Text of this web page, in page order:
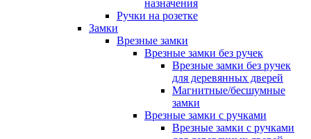
назначения
Ручки на розетке
Замки
Врезные замки
Врезные замки без ручек
Врезные замки без ручек
для деревянных дверей
Магнитные/бесшумные
замки
Врезные замки с ручками
Врезные замки с ручками